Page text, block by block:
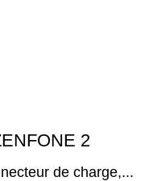
2
de charge,...